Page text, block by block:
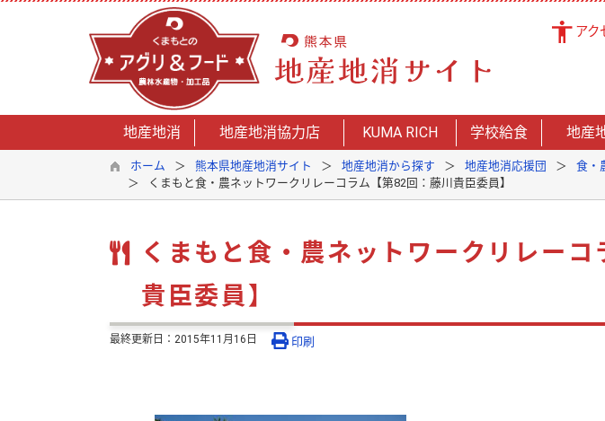
アク
地産地消 地産地消協力店 KUMA RICH 学校給食 地産
ホーム 熊本県地産地消サイト 地産地消から探す 地産地消応援団 食・
くまもと食・農ネットワークリレーコラム【第82回：藤川貴臣委員】
くまもと食・農ネットワークリレーコ
貴臣委員】
最終更新日： 2015年11月16日 印刷